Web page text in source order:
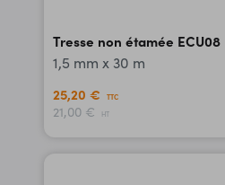
Tresse non étamée ECU08
1,5 mm x 30 m
25,20 €
TTC
21,00 € HT